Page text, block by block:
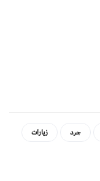
جرد
زيارات